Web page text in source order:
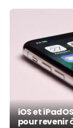
iOS et
pour revenir